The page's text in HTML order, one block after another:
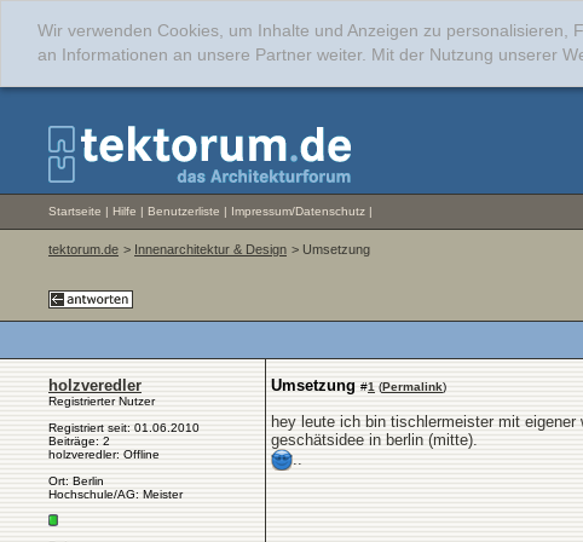
Wir verwenden Cookies, um Inhalte und Anzeigen zu
an Informationen an unsere Partner weiter. Mit der Nutzung unserer
Startseite | Hilfe | Benutzerliste | Impressum/Datenschutz |
tektorum.de > Innenarchitektur & Design > Umsetzung
holzveredler
Registrierter Nutzer
Registriert seit: 01.06.2010
Beiträge: 2
holzveredler: Offline
Ort: Berlin
Hochschule/AG: Meister
Umsetzung #1 (Permalink)
hey leute ich bin tischlermeister mit
geschätsidee in berlin (mitte).